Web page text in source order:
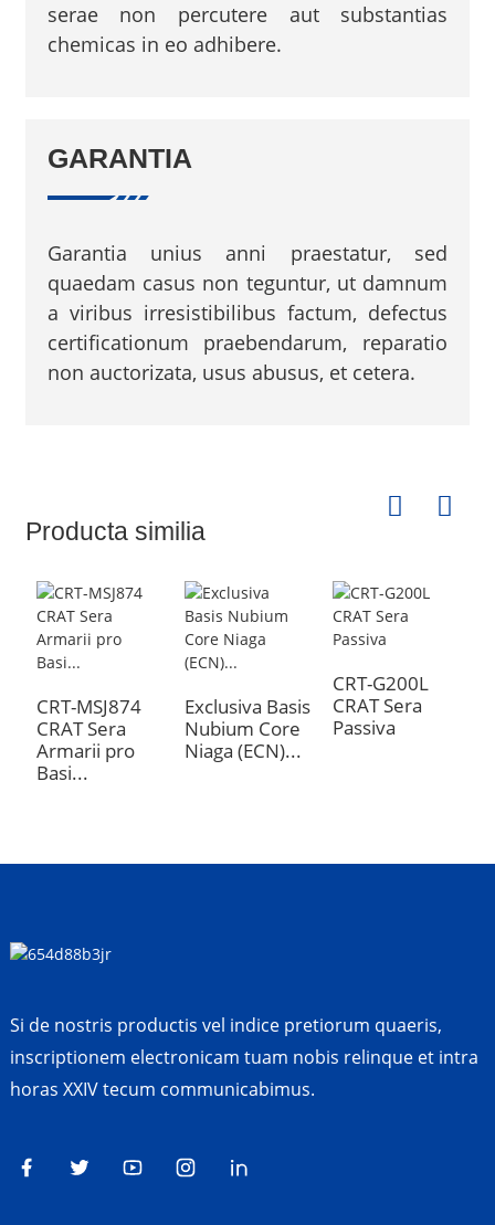
serae non percutere aut substantias
chemicas in eo adhibere.
GARANTIA
Garantia unius anni praestatur, sed
quaedam casus non teguntur, ut damnum
a viribus irresistibilibus factum, defectus
certificationum praebendarum, reparatio
non auctorizata, usus abusus, et cetera.
Producta similia
CRT-MSJ874
CRAT Sera
Armarii pro
Basi...
Exclusiva Basis
Nubium Core
Niaga (ECN)...
CRT-G200L
CRAT Sera
Passiva
Si de nostris productis vel indice pretiorum quaeris,
inscriptionem electronicam tuam nobis relinque et intra
horas XXIV tecum communicabimus.